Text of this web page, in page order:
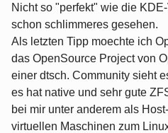
Nicht so "perfekt" wie die
schon schlimmeres gesehen.
Als letzten Tipp moechte ich
das OpenSource Project von
einer dtsch. Community sieht
es hat native und sehr gute
bei mir unter anderem als
virtuellen Maschinen zum